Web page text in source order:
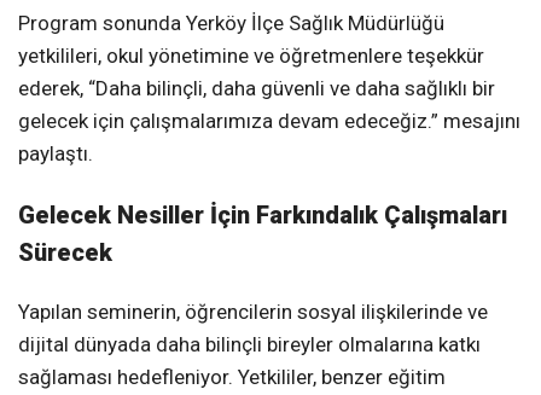
Program sonunda Yerköy İlçe Sağlık Müdürlüğü
yetkilileri, okul yönetimine ve öğretmenlere teşekkür
ederek, “Daha bilinçli, daha güvenli ve daha sağlıklı bir
gelecek için çalışmalarımıza devam edeceğiz.” mesajını
paylaştı.
Gelecek Nesiller İçin Farkındalık Çalışmaları
Sürecek
Yapılan seminerin, öğrencilerin sosyal ilişkilerinde ve
dijital dünyada daha bilinçli bireyler olmalarına katkı
sağlaması hedefleniyor. Yetkililer, benzer eğitim